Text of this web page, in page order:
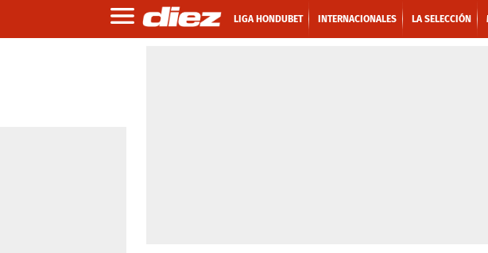
LIGA HONDUBET INTERNACIONALES LA SELECCIÓN